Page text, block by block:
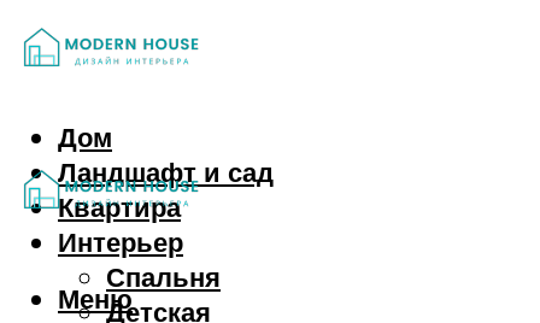
Дом
Ландшафт и сад
Квартира
Интерьер
Спальня
Детская
Меню